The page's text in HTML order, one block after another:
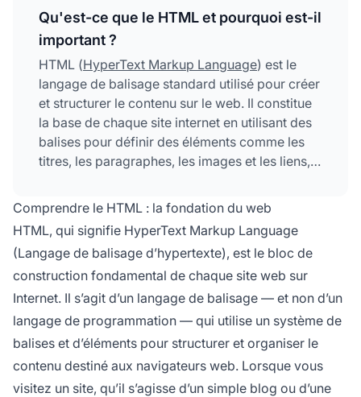
Qu'est-ce que le HTML et pourquoi est-il
important ?
HTML (HyperText Markup Language) est le
langage de balisage standard utilisé pour créer
et structurer le contenu sur le web. Il constitue
la base de chaque site internet en utilisant des
balises pour définir des éléments comme les
titres, les paragraphes, les images et les liens,
efficacement le contenu et rendant HTML
essentiel pour le développement web, le SEO
et l’accessibilité.
Comprendre le HTML : la fondation du web
HTML, qui signifie HyperText Markup Language
(Langage de balisage d’hypertexte), est le bloc de
construction fondamental de chaque site web sur
Internet. Il s’agit d’un langage de balisage — et non d’un
langage de programmation — qui utilise un système de
balises et d’éléments pour structurer et organiser le
contenu destiné aux navigateurs web. Lorsque vous
visitez un site, qu’il s’agisse d’un simple blog ou d’une